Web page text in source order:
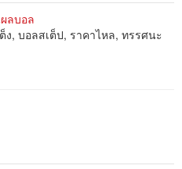
ลบอล
ง, บอลสเต็ป, ราคาไหล, ทรรศนะ